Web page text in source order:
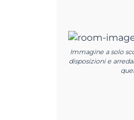
Immagine a solo
disposizioni e